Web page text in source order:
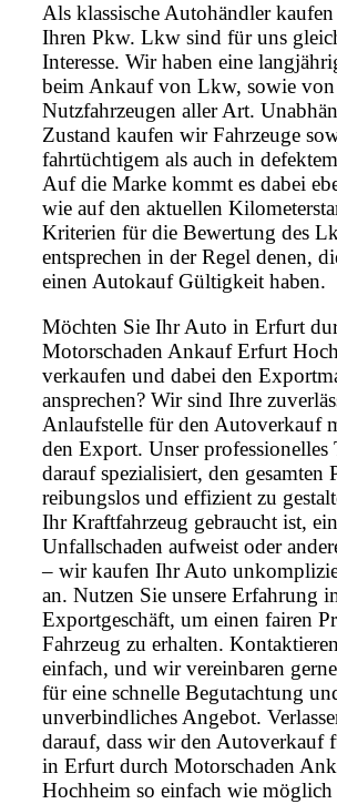
Als klassische Autohändler
Ihren Pkw. Lkw sind für uns
Interesse. Wir haben eine
beim Ankauf von Lkw, sowie
Nutzfahrzeugen aller Art.
Zustand kaufen wir Fahrzeuge
fahrtüchtigem als auch in
Auf die Marke kommt es dabei
wie auf den aktuellen
Kriterien für die Bewertung des
entsprechen in der Regel denen,
einen Autokauf Gültigkeit haben.
Möchten Sie Ihr Auto in Erfurt
Motorschaden Ankauf Erfurt
verkaufen und dabei den
ansprechen? Wir sind Ihre
Anlaufstelle für den Autoverkauf
den Export. Unser professionelles
darauf spezialisiert, den gesamten
reibungslos und effizient zu
Ihr Kraftfahrzeug gebraucht ist,
Unfallschaden aufweist oder
– wir kaufen Ihr Auto
an. Nutzen Sie unsere Erfahrung
Exportgeschäft, um einen fairen
Fahrzeug zu erhalten.
einfach, und wir vereinbaren
für eine schnelle Begutachtung
unverbindliches Angebot.
darauf, dass wir den Autoverkauf
in Erfurt durch Motorschaden
Hochheim so einfach wie möglich